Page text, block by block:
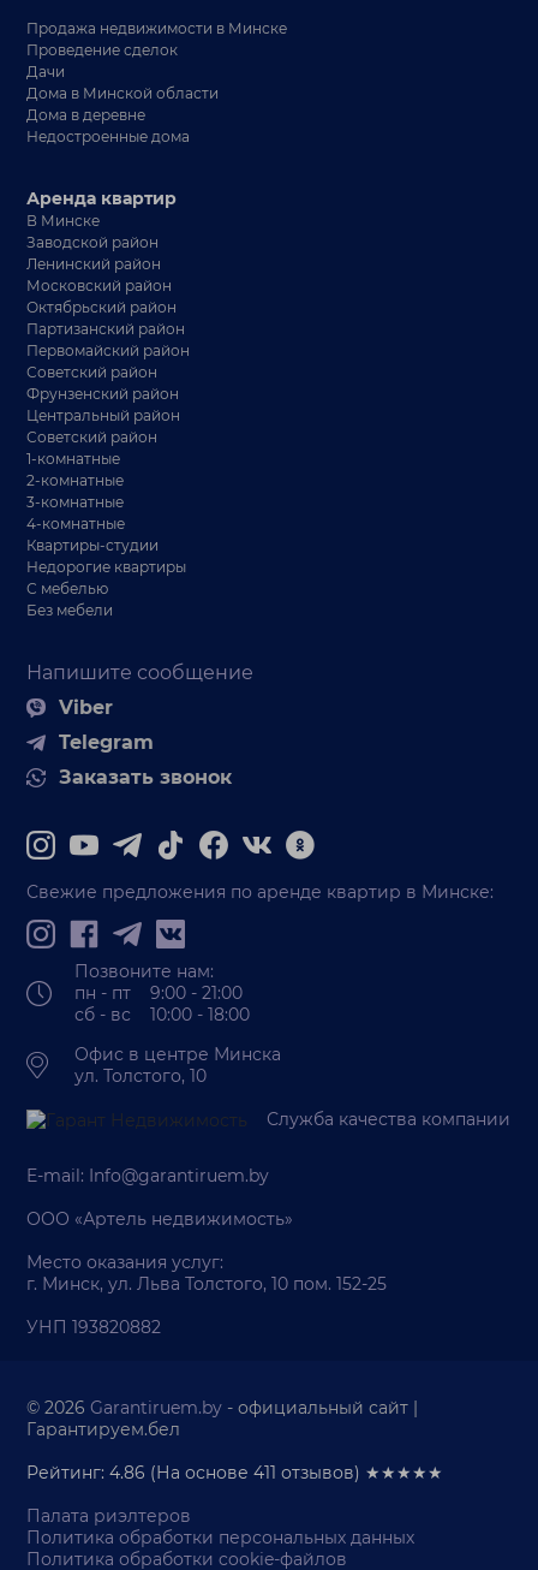
Продажа недвижимости в Минске
Проведение сделок
Дачи
Дома в Минской области
Дома в деревне
Недостроенные дома
Напишите сообщение
Viber
Telegram
Заказать звонок
Аренда квартир
В Минске
Заводской район
Ленинский район
Московский район
Октябрьский район
Партизанский район
Первомайский район
Советский район
Фрунзенский район
Центральный район
Советский район
1-комнатные
2-комнатные
3-комнатные
4-комнатные
Квартиры-студии
Недорогие квартиры
С мебелью
Без мебели
Свежие предложения по аренде квартир в Минске:
Позвоните нам:
пн - пт 9:00 - 21:00
сб - вс 10:00 - 18:00
Офис в центре Минска
ул. Толстого, 10
Служба качества компании
E-mail: Info@garantiruem.by
ООО «Артель недвижимость»
Место оказания услуг:
г. Минск, ул. Льва Толстого, 10 пом. 152-25
УНП 193820882
© 2026Garantiruem.by - официальный сайт |
Гарантируем.бел
Рейтинг: 4.86 (На основе411 отзывов) ★★★★★
Палата риэлтеров
Политика обработки персональных данных
Политика обработки cookie-файлов